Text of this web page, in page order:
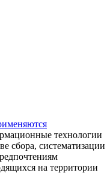
технологии
сбора, систематизации
на территории